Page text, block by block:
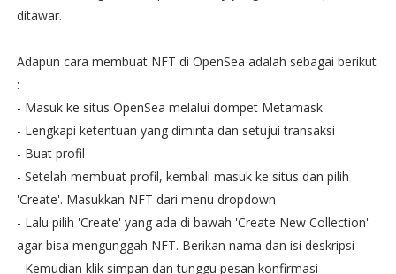
ditawar.
Adapun cara membuat NFT di OpenSea adalah sebagai berikut
:
- Masuk ke situs OpenSea melalui dompet Metamask
- Lengkapi ketentuan yang diminta dan setujui transaksi
- Buat profil
- Setelah membuat profil, kembali masuk ke situs dan pilih
'Create'. Masukkan NFT dari menu dropdown
- Lalu pilih 'Create' yang ada di bawah 'Create New Collection'
agar bisa mengunggah NFT. Berikan nama dan isi deskripsi
- Kemudian klik simpan dan tunggu pesan konfirmasi